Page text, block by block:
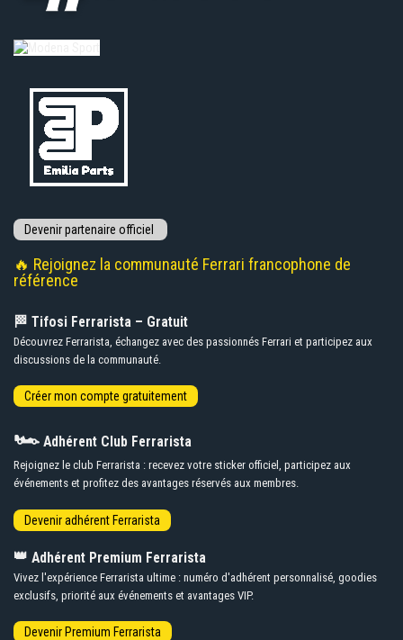
🔥 Rejoignez la communauté Ferrari francophone de
référence
🏁 Tifosi Ferrarista – Gratuit
Découvrez Ferrarista, échangez avec des passionnés Ferrari et participez aux
discussions de la communauté.
🏎️ Adhérent Club Ferrarista
Rejoignez le club Ferrarista : recevez votre sticker officiel, participez aux
événements et profitez des avantages réservés aux membres.
👑 Adhérent Premium Ferrarista
Vivez l'expérience Ferrarista ultime : numéro d'adhérent personnalisé, goodies
exclusifs, priorité aux événements et avantages VIP.